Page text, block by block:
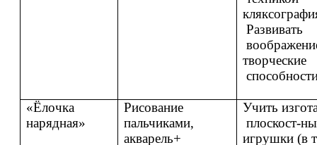
Развивать
творческие
«Ёлочка
нарядная»
Рисование
пальчиками,
акварель+
Учить
плоскост-
игрушки (в